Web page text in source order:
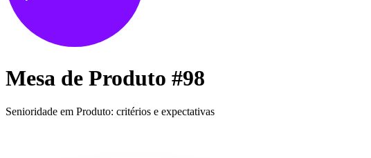
Mesa de Produto #98
Senioridade em Produto: critérios e expectativas